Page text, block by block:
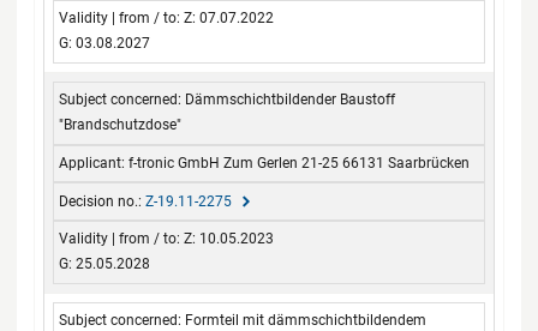
Z: 07.07.2022
G: 03.08.2027
Dämmschichtbildender Baustoff
"Brandschutzdose"
f-tronic GmbH Zum Gerlen 21-25 66131 Saarbrücken
Z-19.11-2275
Z: 10.05.2023
G: 25.05.2028
Formteil mit dämmschichtbildendem